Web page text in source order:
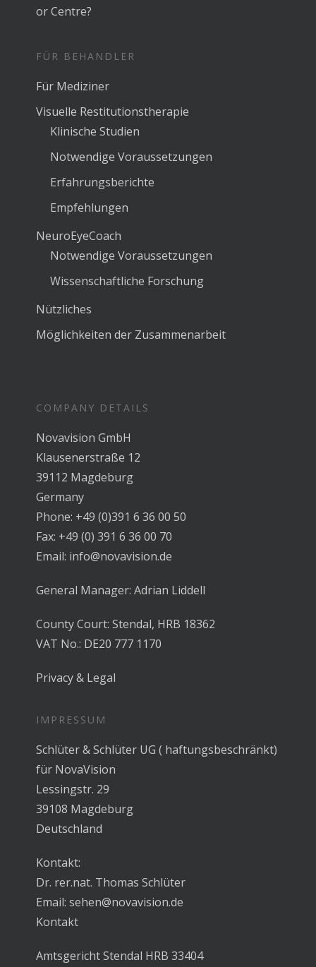
or Centre?
FÜR BEHANDLER
Für Mediziner
Visuelle Restitutionstherapie
Klinische Studien
Notwendige Voraussetzungen
Erfahrungsberichte
Empfehlungen
NeuroEyeCoach
Notwendige Voraussetzungen
Wissenschaftliche Forschung
Nützliches
Möglichkeiten der Zusammenarbeit
COMPANY DETAILS
Novavision GmbH
Klausenerstraße 12
39112 Magdeburg
Germany
Phone: +49 (0)391 6 36 00 50
Fax: +49 (0) 391 6 36 00 70
Email: info@novavision.de
General Manager: Adrian Liddell
County Court: Stendal, HRB 18362
VAT No.: DE20 777 1170
Privacy & Legal
IMPRESSUM
Schlüter & Schlüter UG ( haftungsbeschränkt)
für NovaVision
Lessingstr. 29
39108 Magdeburg
Deutschland
Kontakt:
Dr. rer.nat. Thomas Schlüter
Email: sehen@novavision.de
Kontakt
Amtsgericht Stendal HRB 33404